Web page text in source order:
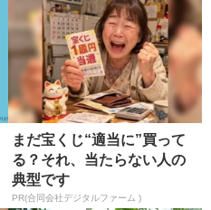
まだ宝くじ“適当に”買って
る？それ、当たらない人の
典型です
PR(合同会社デジタルファーム )